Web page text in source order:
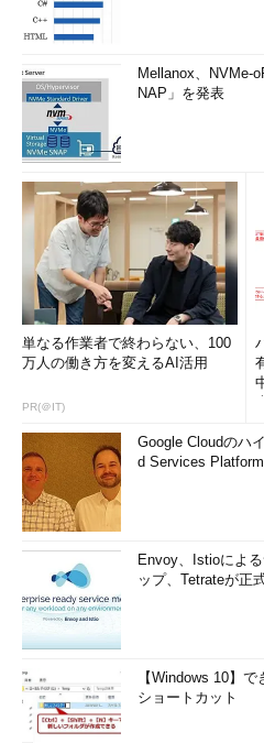
Mellanox、NVMe-
NAP」を発表
単なる作業者で終わらない、100
万人の働き方を変えるAI活用
PR(＠IT)
Google Cloudのハ
d Services
Envoy、Istioによ
ップ、Tetrateが正
【Windows 10】
ショートカット